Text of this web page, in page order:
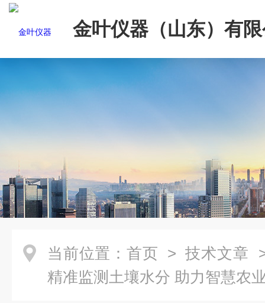
金叶仪器（山东）有
当前位置： 首页 > 技术文章
精准监测土壤水分 助力智慧农